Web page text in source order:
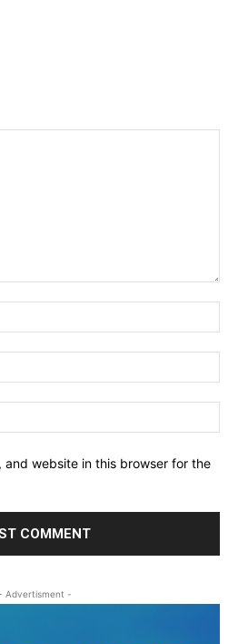
and website in this browser for the
Advertisment -